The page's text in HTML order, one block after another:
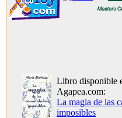
Libro disponible
Agapea.com:
La magia de las
imposibles